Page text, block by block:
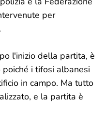
per
l'inizio della partita, è
i tifosi albanesi
in campo. Ma tutto
e la partita è